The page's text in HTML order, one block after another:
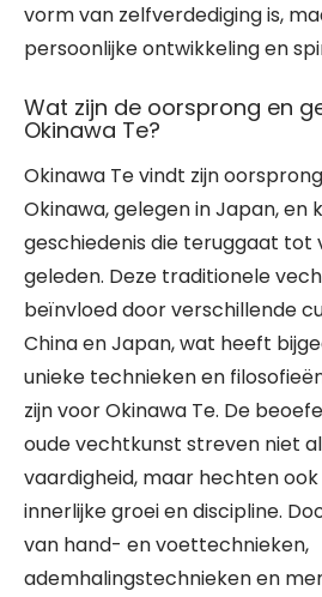
vorm van zelfverdediging is,
persoonlijke ontwikkeling en
Wat zijn de oorsprong en
Okinawa Te?
Okinawa Te vindt zijn
Okinawa, gelegen in Japan, en
geschiedenis die teruggaat tot
geleden. Deze traditionele
beïnvloed door verschillende
China en Japan, wat heeft
unieke technieken en
zijn voor Okinawa Te. De
oude vechtkunst streven niet
vaardigheid, maar hechten
innerlijke groei en discipline.
van hand- en voettechnieken,
ademhalingstechnieken en